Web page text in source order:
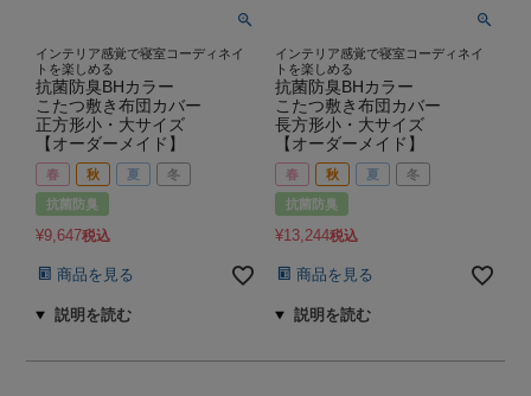
インテリア感覚で寝室コーディネイ
トを楽しめる
抗菌防臭BHカラー
こたつ敷き布団カバー
正方形小・大サイズ
【オーダーメイド】
春 秋 夏 冬
抗菌防臭
¥9,647税込
商品を見る
インテリア感覚で寝室コーディネイ
トを楽しめる
抗菌防臭BHカラー
こたつ敷き布団カバー
長方形小・大サイズ
【オーダーメイド】
春 秋 夏 冬
抗菌防臭
¥13,244税込
商品を見る